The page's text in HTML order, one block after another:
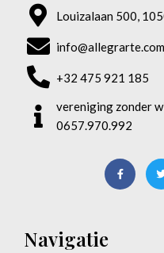
Louizalaan 500,
info@allegrarte.com
+32 475 921 185
vereniging zonder
0657.970.992
Navigatie